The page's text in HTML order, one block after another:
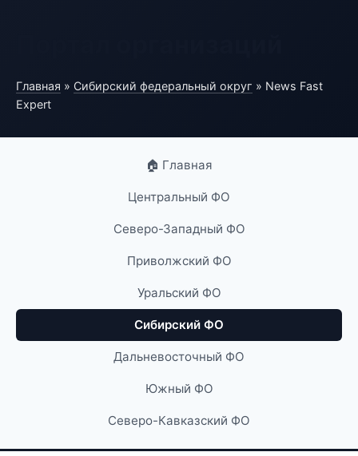
Главная » Сибирский федеральный округ » News Fast
Expert
🏠 Главная
Центральный ФО
Северо-Западный ФО
Приволжский ФО
Уральский ФО
Сибирский ФО
Дальневосточный ФО
Южный ФО
Северо-Кавказский ФО